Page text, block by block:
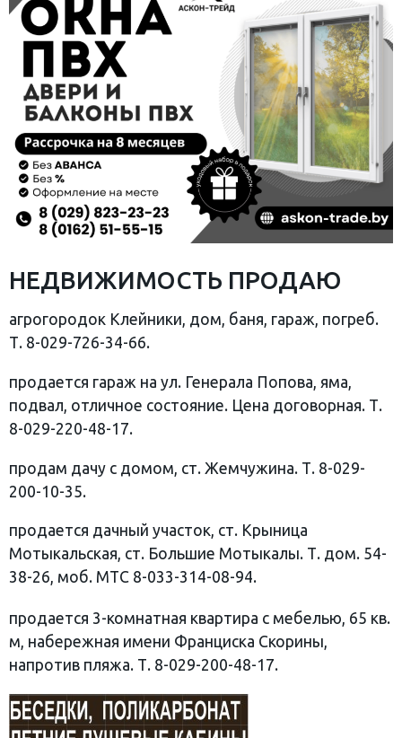
НЕДВИЖИМОСТЬ ПРОДАЮ
агрогородок Клейники, дом, баня, гараж, погреб.
Т. 8-029-726-34-66.
продается гараж на ул. Генерала Попова, яма,
подвал, отличное состояние. Цена договорная. Т.
8-029-220-48-17.
продам дачу с домом, ст. Жемчужина. Т. 8-029-
200-10-35.
продается дачный участок, ст. Крыница
Мотыкальская, ст. Большие Мотыкалы. Т. дом. 54-
38-26, моб. МТС 8-033-314-08-94.
продается 3-комнатная квартира с мебелью, 65 кв.
м, набережная имени Франциска Скорины,
напротив пляжа. Т. 8-029-200-48-17.